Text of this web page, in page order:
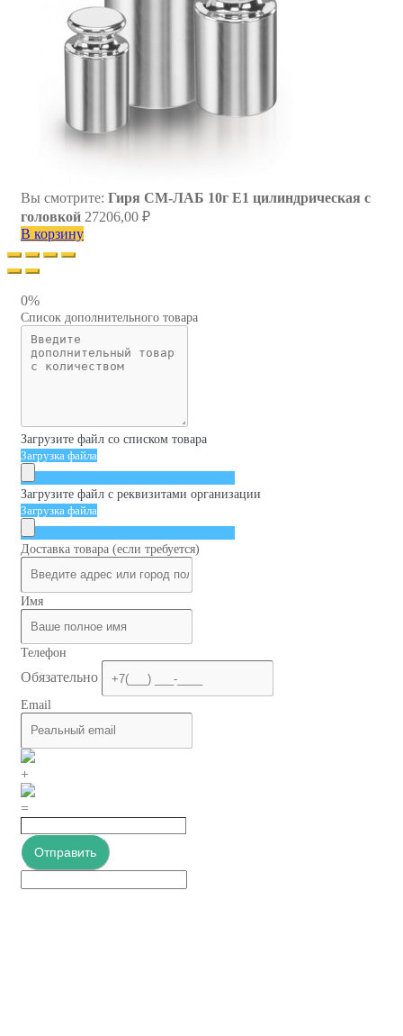
Вы смотрите: Гиря СМ-ЛАБ 10г E1 цилиндрическая с
головкой 27206,00 ₽
В корзину
0%
Список дополнительного товара
Загрузите файл со списком товара
Загрузка файла
Загрузите файл с реквизитами организации
Загрузка файла
Доставка товара (если требуется)
Имя
Телефон
Обязательно
Email
+
=
Отправить